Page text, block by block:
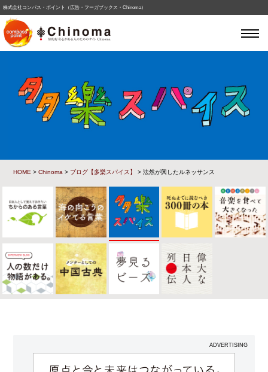
株式会社コンパス・ポイント（広告・フーガブックス・Chinoma）
HOME >Chinoma > ブログ【多樂スパイス】 > 法然が興したルネッサンス
ADVERTISING